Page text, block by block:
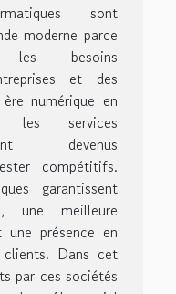
sont
moderne parce
les besoins
et des
numérique en
les services
devenus
compétitifs.
garantissent
une meilleure
présence en
Dans cet
par ces sociétés